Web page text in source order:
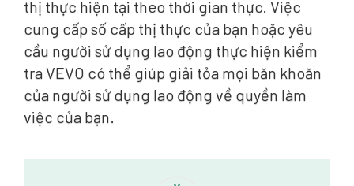
thị thực hiện tại theo thời gian thực. Việc
cung cấp số cấp thị thực của bạn hoặc yêu
cầu người sử dụng lao động thực hiện kiểm
tra VEVO có thể giúp giải tỏa mọi băn khoăn
của người sử dụng lao động về quyền làm
việc của bạn.